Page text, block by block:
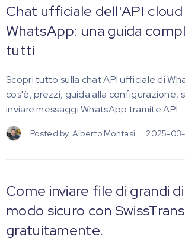
Chat ufficiale dell'API cloud
WhatsApp: una guida
tutti
Scopri tutto sulla chat API ufficiale di
cos'è, prezzi, guida alla configurazione,
inviare messaggi WhatsApp tramite API.
Posted by Alberto Montasi 2025-03-
Come inviare file di grandi
modo sicuro con
gratuitamente.